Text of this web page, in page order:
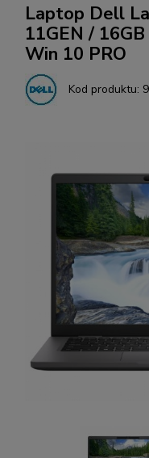
Laptop Dell
11GEN /
Win 10 PRO
Kod produktu: